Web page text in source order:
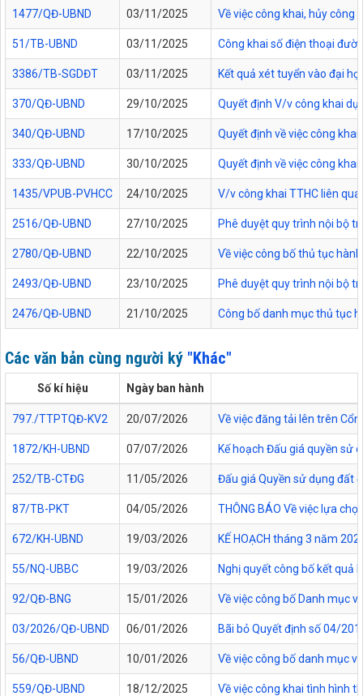
1477/QĐ-UBND 03/11/2025 Về việc công khai, hủy công
51/TB-UBND 03/11/2025 Công khai số điện thoại
3386/TB-SGDĐT 03/11/2025 Kết quả xét tuyển vào đại
370/QĐ-UBND 29/10/2025 Quyết định V/v công khai
340/QĐ-UBND 17/10/2025 Quyết định về việc công
333/QĐ-UBND 30/10/2025 Quyết định về việc công
1435/VPUB-PVHCC 24/10/2025 V/v công khai TTHC liên
2516/QĐ-UBND 27/10/2025 Phê duyệt quy trình nội bộ
2780/QĐ-UBND 22/10/2025 Về việc công bố thủ tục
2493/QĐ-UBND 23/10/2025 Phê duyệt quy trình nội bộ
2476/QĐ-UBND 21/10/2025 Công bố danh mục thủ tục
Các văn bản cùng người ký "Khác"
Số kí hiệu Ngày ban hành
797./TTPTQĐ-KV2 20/07/2026 Về việc đăng tải lên trên
1872/KH-UBND 07/07/2026 Kế hoạch Đấu giá quyền sử
252/TB-CTĐG 11/05/2026 Đấu giá Quyền sử dụng đất
87/TB-PKT 04/05/2026 THÔNG BÁO Về việc lựa
672/KH-UBND 19/03/2026 KẾ HOẠCH tháng 3 năm
55/NQ-UBBC 19/03/2026 Nghị quyết công bố kết quả
92/QĐ-BNG 15/01/2026 Về việc công bố Danh mục
03/2026/QĐ-UBND 06/01/2026 Bãi bỏ Quyết định số 04/
56/QĐ-UBND 10/01/2026 Về việc công bố danh mục
559/QĐ-UBND 18/12/2025 Về việc công khai tình hình